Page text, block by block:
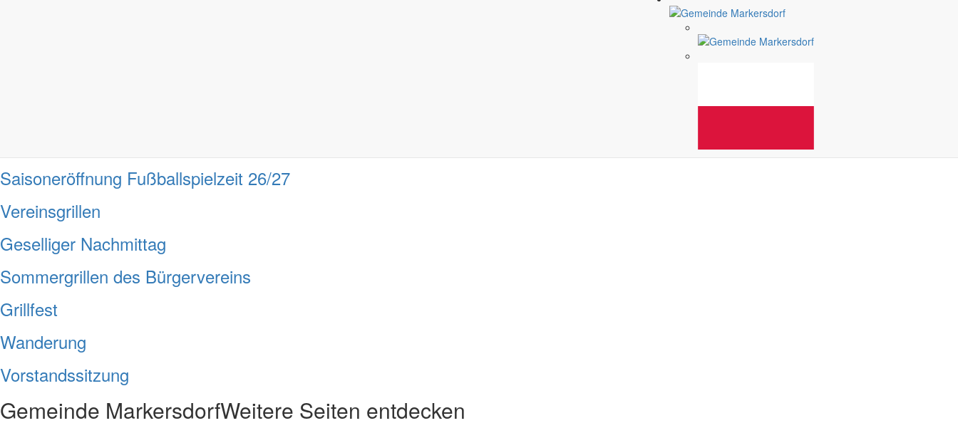
Saisoneröffnung Fußballspielzeit 26/27
Vereinsgrillen
Geselliger Nachmittag
Sommergrillen des Bürgervereins
Grillfest
Wanderung
Vorstandssitzung
Gemeinde MarkersdorfWeitere Seiten entdecken